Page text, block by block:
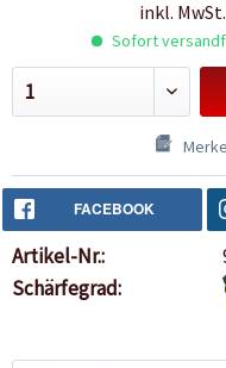
inkl. MwSt.
Sofort
FACEBOOK
Artikel-Nr.:
Schärfegrad: